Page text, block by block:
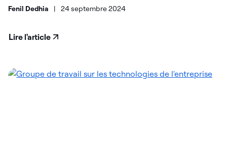
Fenil Dedhia | 24 septembre 2024
Lire l'article